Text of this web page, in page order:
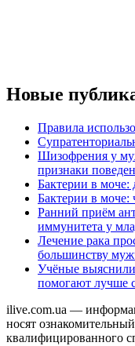
Новые
Правила
Шизофрения у
признаки
Бактерии в моче:
Бактерии в моче:
Ранний приём
иммунитета у
Лечение рака
большинству
Учёные
помогают лучше
ilive.com.ua —
носят
квалифицированного